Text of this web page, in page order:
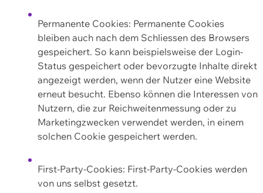
Permanente Cookies: Permanente Cookies
bleiben auch nach dem Schliessen des Browsers
gespeichert. So kann beispielsweise der Login-
Status gespeichert oder bevorzugte Inhalte direkt
angezeigt werden, wenn der Nutzer eine Website
erneut besucht. Ebenso können die Interessen von
Nutzern, die zur Reichweitenmessung oder zu
Marketingzwecken verwendet werden, in einem
solchen Cookie gespeichert werden.
First-Party-Cookies: First-Party-Cookies werden
von uns selbst gesetzt.